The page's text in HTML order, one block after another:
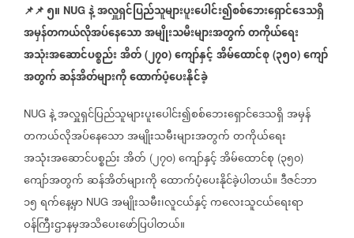
📌📌၅။ NUG နဲ့အလှူရှင်ပြည်သူများပူးပေါင်း၍စစ်ဘေးရှောင်ဒေသရှိ
အမှန်တကယ်လိုအပ်နေသောအမျိုးသမီးများအတွက်တကိုယ်ရေး
အသုံးအဆောင်ပစ္စည်းအိတ် (၂၇၀) ကျော်နှင့်အိမ်ထောင်စု (၃၅၀) ကျော်
အတွက်ဆန်အိတ်များကိုထောက်ပံ့ပေးနိုင်ခဲ့
NUG နဲ့အလှူရှင်ပြည်သူများပူးပေါင်း၍စစ်ဘေးရှောင်ဒေသရှိအမှန်
တကယ်လိုအပ်နေသောအမျိုးသမီးများအတွက်တကိုယ်ရေး
အသုံးအဆောင်ပစ္စည်းအိတ် (၂၇၀) ကျော်နှင့်အိမ်ထောင်စု (၃၅၀)
ကျော်အတွက်ဆန်အိတ်များကိုထောက်ပံ့ပေးနိုင်ခဲ့ပါတယ်။ဒီဇင်ဘာ
၁၅ရက်နေ့မှာ NUG အမျိုးသမီး၊လူငယ်နှင့်ကလေးသူငယ်ရေးရာ
ဝန်ကြီးဌာနမှအသိပေးဖော်ပြပါတယ်။